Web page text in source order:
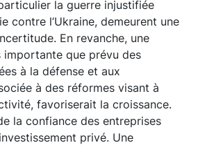
la guerre injustifiée
contre l’Ukraine, demeurent une
En revanche, une
importante que prévu des
à la défense et aux
à des réformes visant à
favoriserait la croissance.
la confiance des entreprises
privé. Une